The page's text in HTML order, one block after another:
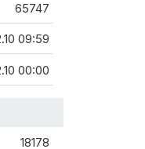
65747
09:59
00:00
18178